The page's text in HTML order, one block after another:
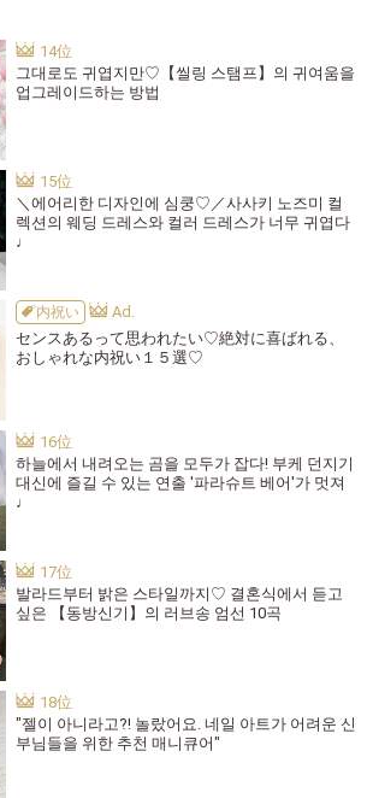
그대로도 귀엽지만♡【씰링 스탬프】의 귀여움을
업그레이드하는 방법
＼에어리한 디자인에 심쿵♡／사사키 노즈미 컬
렉션의 웨딩 드레스와 컬러 드레스가 너무 귀엽다
♩
内祝い
センスあるって思われたい♡絶対に喜ばれる、
おしゃれな内祝い１５選♡
하늘에서 내려오는 곰을 모두가 잡다! 부케 던지기
대신에 즐길 수 있는 연출 '파라슈트 베어'가 멋져
♩
발라드부터 밝은 스타일까지♡ 결혼식에서 듣고
싶은 【동방신기】의 러브송 엄선 10곡
"젤이 아니라고?! 놀랐어요. 네일 아트가 어려운 신
부님들을 위한 추천 매니큐어"